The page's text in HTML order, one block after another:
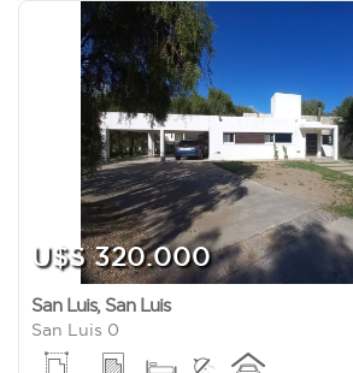
U$S 320.000
San Luis, San Luis
San Luis 0